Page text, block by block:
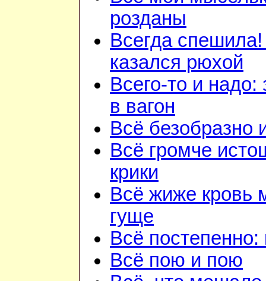
розданы
Всегда
казался рюхой
Всего-то и надо:
в вагон
Всё безобразно
Всё громче
крики
Всё жиже кровь
гуще
Всё постепенно:
Всё пою и пою